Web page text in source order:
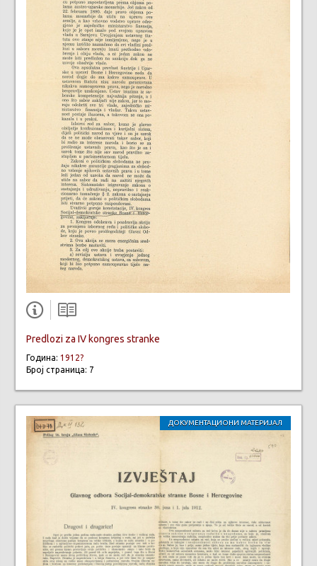
Predlozi za IV kongres stranke
Година: 1912?
Број страница: 7
ДОКУМЕНТАЦИОНИ МАТЕРИЈАЛ